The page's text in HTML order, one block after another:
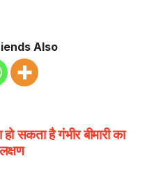
Also
सकता है गंभीर बीमारी का